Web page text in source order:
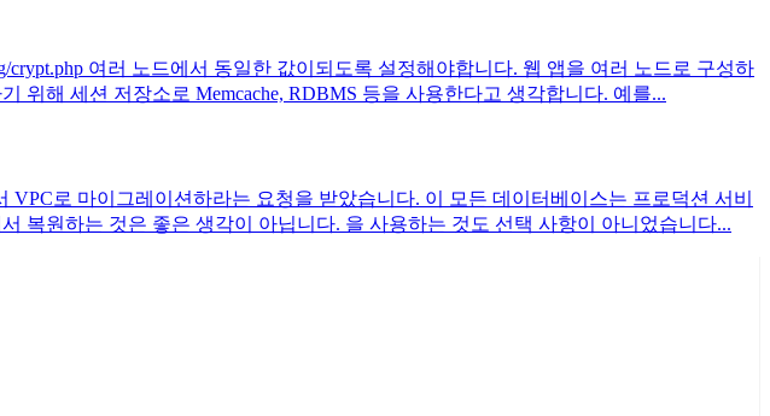
여러 노드에서 동일한 값이되도록 설정해야합니다. 웹 앱을 여러 노드로 구성하
해 세션 저장소로 Memcache, RDBMS 등을 사용한다고 생각합니다. 예를...
VPC로 마이그레이션하라는 요청을 받았습니다. 이 모든 데이터베이스는 프로덕션 서비
복원하는 것은 좋은 생각이 아닙니다. 을 사용하는 것도 선택 사항이 아니었습니다...